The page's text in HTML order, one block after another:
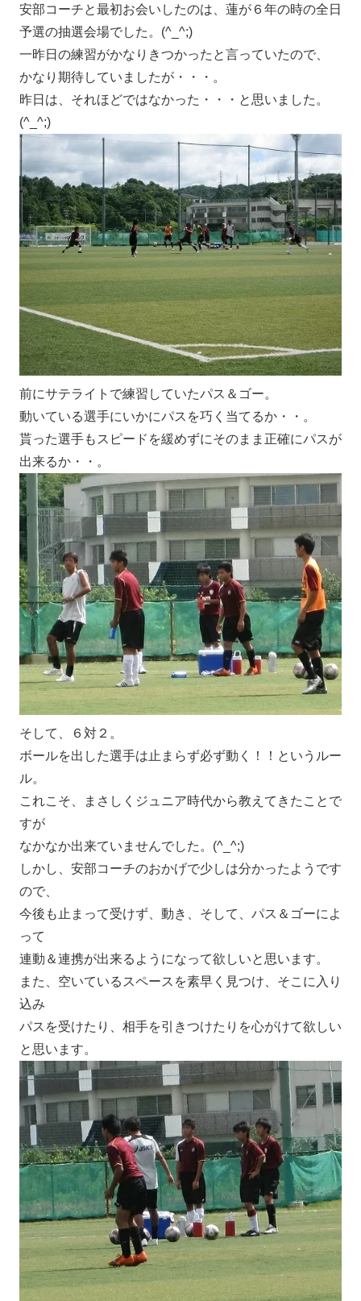
安部コーチと最初お会いしたのは、蓮が６年の時の全日
予選の抽選会場でした。(^_^;)
一昨日の練習がかなりきつかったと言っていたので、
かなり期待していましたが・・・。
昨日は、それほどではなかった・・・と思いました。
(^_^;)
前にサテライトで練習していたパス＆ゴー。
動いている選手にいかにパスを巧く当てるか・・。
貰った選手もスピードを緩めずにそのまま正確にパスが
出来るか・・。
そして、６対２。
ボールを出した選手は止まらず必ず動く！！というルー
ル。
これこそ、まさしくジュニア時代から教えてきたことで
すが
なかなか出来ていませんでした。(^_^;)
しかし、安部コーチのおかげで少しは分かったようです
ので、
今後も止まって受けず、動き、そして、パス＆ゴーによ
って
連動＆連携が出来るようになって欲しいと思います。
また、空いているスペースを素早く見つけ、そこに入り
込み
パスを受けたり、相手を引きつけたりを心がけて欲しい
と思います。